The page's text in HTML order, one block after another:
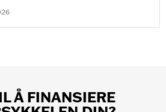
Å FINANSIERE